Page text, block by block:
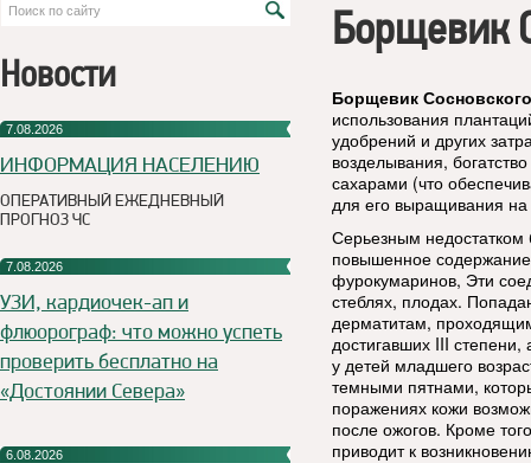
Новости
7.08.2026
ИНФОРМАЦИЯ НАСЕЛЕНИЮ
ОПЕРАТИВНЫЙ ЕЖЕДНЕВНЫЙ
ПРОГНОЗ ЧС
7.08.2026
УЗИ, кардиочек-ап и
флюорограф: что можно успеть
проверить бесплатно на
«Достоянии Севера»
6.08.2026
Борщевик
Борщевик Сосновского
использования
удобрений и других
возделывания,
сахарами (что
для его выращивания
Серьезным недостатком
повышенное
фурокумаринов, Эти
стеблях, плодах.
дерматитам,
достигавших III
у детей младшего
темными пятнами,
поражениях кожи
после ожогов. Кроме
приводит к